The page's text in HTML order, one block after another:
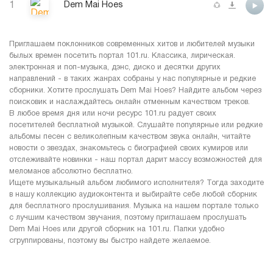
1 Dem Mai Hoes
Приглашаем поклонников современных хитов и любителей музыки
былых времен посетить портал 101.ru. Классика, лирическая.
электронная и поп-музыка, дэнс, диско и десятки других
направлений - в таких жанрах собраны у нас популярные и редкие
сборники. Хотите прослушать Dem Mai Hoes? Найдите альбом через
поисковик и наслаждайтесь онлайн отменным качеством треков.
В любое время дня или ночи ресурс 101.ru радует своих
посетителей бесплатной музыкой. Слушайте популярные или редкие
альбомы песен с великолепным качеством звука онлайн, читайте
новости о звездах, знакомьтесь с биографией своих кумиров или
отслеживайте новинки - наш портал дарит массу возможностей для
меломанов абсолютно бесплатно.
Ищете музыкальный альбом любимого исполнителя? Тогда заходите
в нашу коллекцию аудиоконтента и выбирайте себе любой сборник
для бесплатного прослушивания. Музыка на нашем портале только
с лучшим качеством звучания, поэтому приглашаем прослушать
Dem Mai Hoes или другой сборник на 101.ru. Папки удобно
сгруппированы, поэтому вы быстро найдете желаемое.